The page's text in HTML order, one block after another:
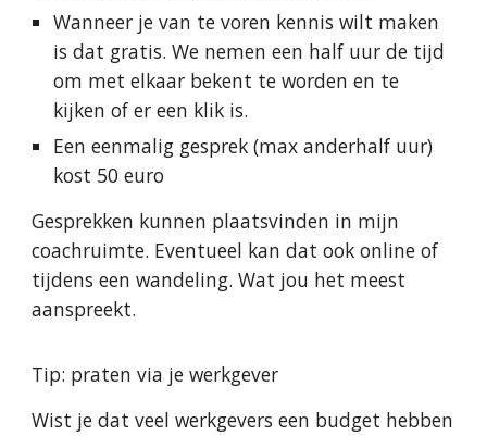
Wanneer je van te voren kennis wilt maken
is dat gratis. We nemen een half uur de tijd
om met elkaar bekent te worden en te
kijken of er een klik is.
Een eenmalig gesprek (max anderhalf uur)
kost 50 euro
Gesprekken kunnen plaatsvinden in mijn
coachruimte. Eventueel kan dat ook online of
tijdens een wandeling. Wat jou het meest
aanspreekt.
Tip: praten via je werkgever
Wist je dat veel werkgevers een budget hebben